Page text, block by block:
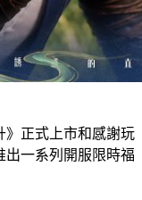
》正式上市和感謝玩
出一系列開服限時福